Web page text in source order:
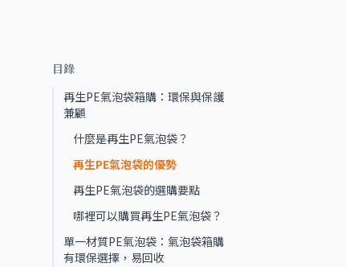
目錄
再生PE氣泡袋箱購：環保與保護
兼顧
什麼是再生PE氣泡袋？
再生PE氣泡袋的優勢
再生PE氣泡袋的選購要點
哪裡可以購買再生PE氣泡袋？
單一材質PE氣泡袋：氣泡袋箱購
有環保選擇，易回收